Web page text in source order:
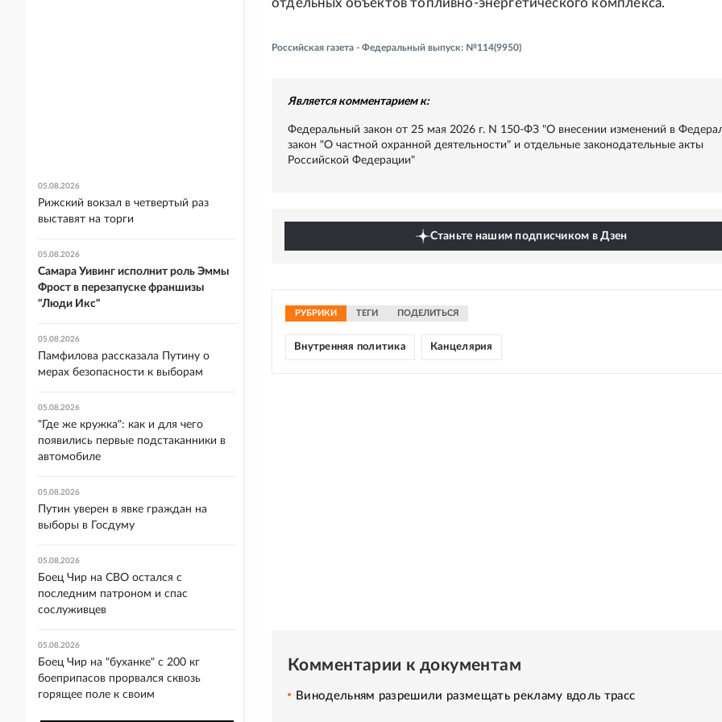
отдельных объектов топливно-энергетического комплекса.
Российская газета - Федеральный выпуск: №114(9950)
Является комментарием к:
Федеральный закон от 25 мая 2026 г. N 150-ФЗ "О внесении изменений в
закон "О частной охранной деятельности" и отдельные законодательные акты
Российской Федерации"
Станьте нашим подписчиком в Дзен
РУБРИКИ ТЕГИ ПОДЕЛИТЬСЯ
Внутренняя политика Канцелярия
Комментарии к документам
Винодельням разрешили размещать рекламу вдоль трасс
05.08.2026
Рижский вокзал в четвертый раз
выставят на торги
05.08.2026
Самара Уивинг исполнит роль Эммы
Фрост в перезапуске франшизы
"Люди Икс"
05.08.2026
Памфилова рассказала Путину о
мерах безопасности к выборам
05.08.2026
"Где же кружка": как и для чего
появились первые подстаканники в
автомобиле
05.08.2026
Путин уверен в явке граждан на
выборы в Госдуму
05.08.2026
Боец Чир на СВО остался с
последним патроном и спас
сослуживцев
05.08.2026
Боец Чир на "буханке" с 200 кг
боеприпасов прорвался сквозь
горящее поле к своим